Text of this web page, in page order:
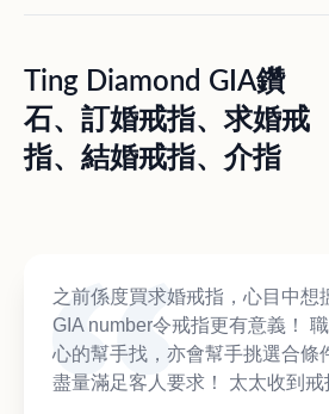
Ting Diamond GIA鑽
石、訂婚戒指、求婚戒
指、結婚戒指、介指
之前係度買求婚戒指，心目中想
GIA number令戒指更有意義！
心的幫手找，亦會幫手挑選合條
盡量滿足客人要求！ 太太收到戒